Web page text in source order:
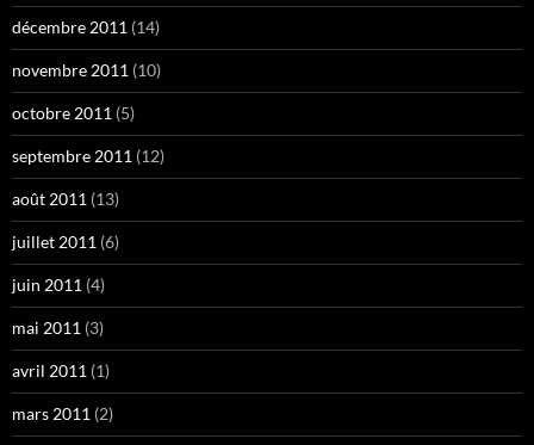
décembre 2011 (14)
novembre 2011 (10)
octobre 2011 (5)
septembre 2011 (12)
août 2011 (13)
juillet 2011 (6)
juin 2011 (4)
mai 2011 (3)
avril 2011 (1)
mars 2011 (2)